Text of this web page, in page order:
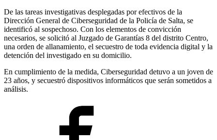
De las tareas investigativas desplegadas por efectivos de la
Dirección General de Ciberseguridad de la Policía de Salta, se
identificó al sospechoso. Con los elementos de convicción
necesarios, se solicitó al Juzgado de Garantías 8 del distrito Centro,
una orden de allanamiento, el secuestro de toda evidencia digital y la
detención del investigado en su domicilio.
En cumplimiento de la medida, Ciberseguridad detuvo a un joven de
23 años, y secuestró dispositivos informáticos que serán sometidos a
análisis.